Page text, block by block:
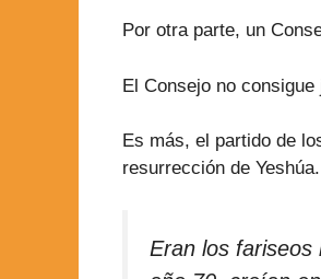
Por otra parte, un
El Consejo no
Es más, el partido de
resurrección de Yeshúa.
Eran los fariseos